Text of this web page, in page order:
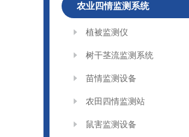
农业四情监测系统
植被监测仪
树干茎流监测系统
苗情监测设备
农田四情监测站
鼠害监测设备